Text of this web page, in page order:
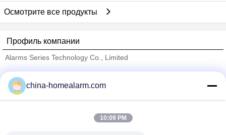
Осмотрите все продукты
Профиль компании
Alarms Series Technology Co., Limited
Trust Seal
Verified Suplier
china-homealarm.com
10:09 PM